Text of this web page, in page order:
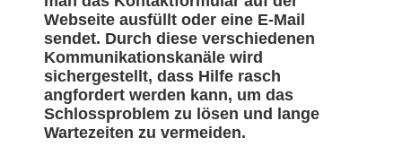
Webseite ausfüllt oder eine E-Mail
sendet. Durch diese verschiedenen
Kommunikationskanäle wird
sichergestellt, dass Hilfe rasch
angfordert werden kann, um das
Schlossproblem zu lösen und lange
Wartezeiten zu vermeiden.